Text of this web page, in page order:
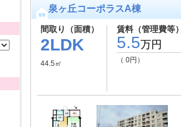
泉ヶ丘コーポラスA棟
間取り（面積）
2LDK
44.5㎡
賃料（管理費等）
5.5万円
（ 0円）